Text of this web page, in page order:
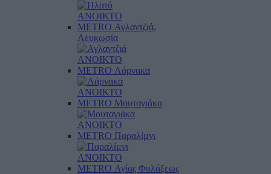
ΑΝΟΙΚΤΟ
METRO Αγλαντζιά,
Λευκωσία
ΑΝΟΙΚΤΟ
METRO Λάρνακα
ΑΝΟΙΚΤΟ
METRO Μουταγιάκα
ΑΝΟΙΚΤΟ
METRO Παραλίμνι
ΑΝΟΙΚΤΟ
METRO Αγίας Φυλάξεως